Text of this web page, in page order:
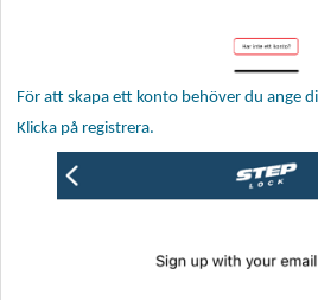
För att skapa ett konto behöver du ange
Klicka på registrera.